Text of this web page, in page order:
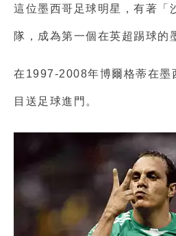
這位墨西哥足球明星，有著
隊，成為第一個在英超踢球的
在1997-2008年博爾格蒂在墨
目送足球進門。